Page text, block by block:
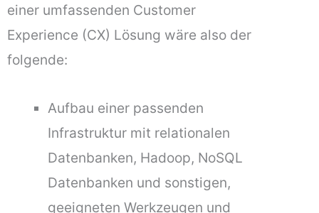
einer umfassenden Customer
Experience (CX) Lösung wäre also der
folgende:
Aufbau einer passenden
Infrastruktur mit relationalen
Datenbanken, Hadoop, NoSQL
Datenbanken und sonstigen,
geeigneten Werkzeugen und